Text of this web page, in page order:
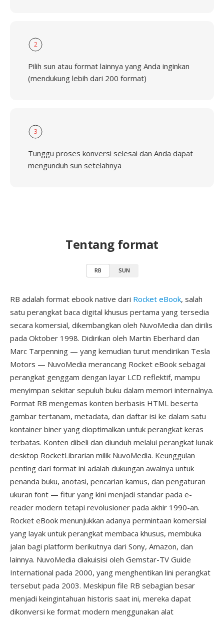
2
Pilih sun atau format lainnya yang Anda inginkan
(mendukung lebih dari 200 format)
3
Tunggu proses konversi selesai dan Anda dapat
mengunduh sun setelahnya
Tentang format
RB SUN
RB adalah format ebook native dari Rocket eBook, salah
satu perangkat baca digital khusus pertama yang tersedia
secara komersial, dikembangkan oleh NuvoMedia dan dirilis
pada Oktober 1998. Didirikan oleh Martin Eberhard dan
Marc Tarpenning — yang kemudian turut mendirikan Tesla
Motors — NuvoMedia merancang Rocket eBook sebagai
perangkat genggam dengan layar LCD reflektif, mampu
menyimpan sekitar sepuluh buku dalam memori internalnya.
Format RB mengemas konten berbasis HTML beserta
gambar tertanam, metadata, dan daftar isi ke dalam satu
kontainer biner yang dioptimalkan untuk perangkat keras
terbatas. Konten dibeli dan diunduh melalui perangkat lunak
desktop RocketLibrarian milik NuvoMedia. Keunggulan
penting dari format ini adalah dukungan awalnya untuk
penanda buku, anotasi, pencarian kamus, dan pengaturan
ukuran font — fitur yang kini menjadi standar pada e-
reader modern tetapi revolusioner pada akhir 1990-an.
Rocket eBook menunjukkan adanya permintaan komersial
yang layak untuk perangkat membaca khusus, membuka
jalan bagi platform berikutnya dari Sony, Amazon, dan
lainnya. NuvoMedia diakuisisi oleh Gemstar-TV Guide
International pada 2000, yang menghentikan lini perangkat
tersebut pada 2003. Meskipun file RB sebagian besar
menjadi keingintahuan historis saat ini, mereka dapat
dikonversi ke format modern menggunakan alat